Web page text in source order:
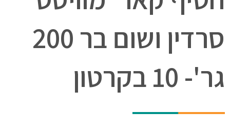
l
t
סרדין ושום בר 200
גר'- 10 בקרטון